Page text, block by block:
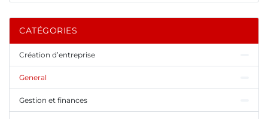
CATÉGORIES
Création d’entreprise
General
Gestion et finances